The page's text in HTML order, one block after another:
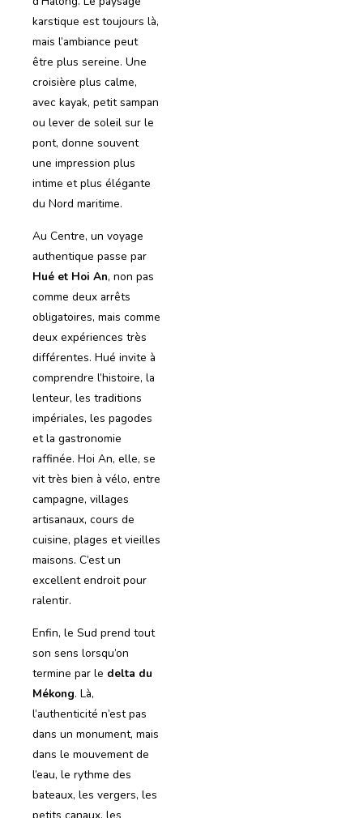
karstique est toujours là,
mais l’ambiance peut
être plus sereine. Une
croisière plus calme,
avec kayak, petit sampan
ou lever de soleil sur le
pont, donne souvent
une impression plus
intime et plus élégante
du Nord maritime.
Au Centre, un voyage
authentique passe par
Hué et Hoi An, non pas
comme deux arrêts
obligatoires, mais comme
deux expériences très
différentes. Hué invite à
comprendre l’histoire, la
lenteur, les traditions
impériales, les pagodes
et la gastronomie
raffinée. Hoi An, elle, se
vit très bien à vélo, entre
campagne, villages
artisanaux, cours de
cuisine, plages et vieilles
maisons. C’est un
excellent endroit pour
ralentir.
Enfin, le Sud prend tout
son sens lorsqu’on
termine par le delta du
Mékong. Là,
l’authenticité n’est pas
dans un monument, mais
dans le mouvement de
l’eau, le rythme des
bateaux, les vergers, les